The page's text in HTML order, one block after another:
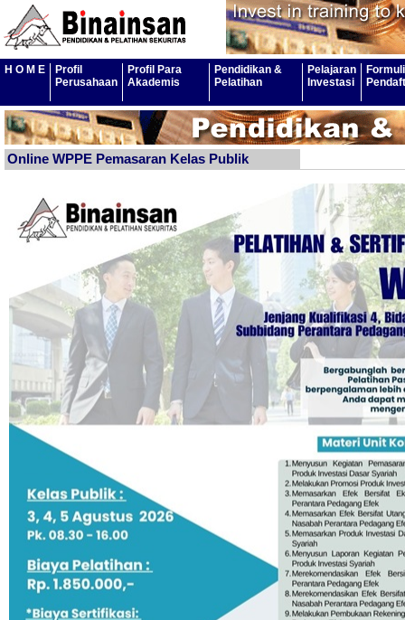
H O M E
Profil
Perusahaan
Profil Para
Akademis
Pendidikan &
Pelatihan
Pelajaran
Investasi
Online WPPE Pemasaran Kelas Publik